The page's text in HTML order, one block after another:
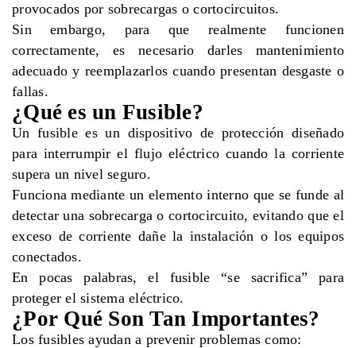
provocados por sobrecargas o cortocircuitos.
Sin embargo, para que realmente funcionen
correctamente, es necesario darles mantenimiento
adecuado y reemplazarlos cuando presentan desgaste o
fallas.
¿Qué es un Fusible?
Un fusible es un dispositivo de protección diseñado
para interrumpir el flujo eléctrico cuando la corriente
supera un nivel seguro.
Funciona mediante un elemento interno que se funde al
detectar una sobrecarga o cortocircuito, evitando que el
exceso de corriente dañe la instalación o los equipos
conectados.
En pocas palabras, el fusible “se sacrifica” para
proteger el sistema eléctrico.
¿Por Qué Son Tan Importantes?
Los fusibles ayudan a prevenir problemas como: